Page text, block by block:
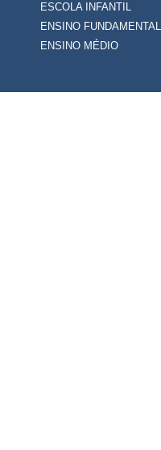
ESCOLA INFANTIL
ENSINO FUNDAMENTAL
ENSINO MÉDIO